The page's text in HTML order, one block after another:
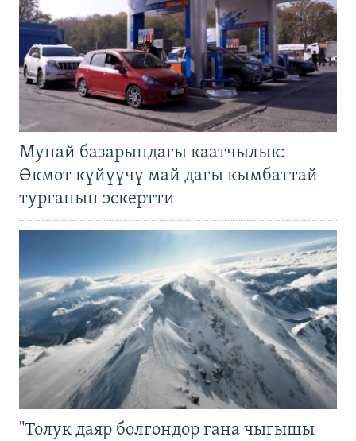
Мунай базарындагы каатчылык:
Өкмөт күйүүчү май дагы кымбаттай
турганын эскертти
"Толук даяр болгондор гана чыгышы